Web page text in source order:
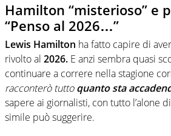
Hamilton “misterioso” e
“Penso al 2026…”
Lewis Hamilton ha fatto capire di
rivolto al 2026. E anzi sembra quasi
continuare a correre nella stagione
racconterò tuttoquanto sta
sapere ai giornalisti, con tutto l’alone
simile può suggerire.